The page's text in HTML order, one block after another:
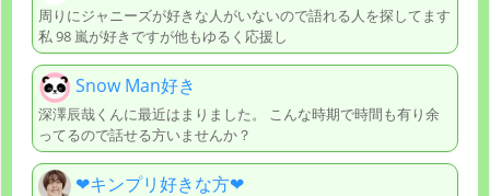
周りにジャニーズが好きな人がいないので語れる人を探してます
私 98 嵐が好きですが他もゆるく応援し
Snow Man好き
深澤辰哉くんに最近はまりました。 こんな時期で時間も有り余
ってるので話せる方いませんか？
❤︎︎キンプリ好きな方❤︎︎